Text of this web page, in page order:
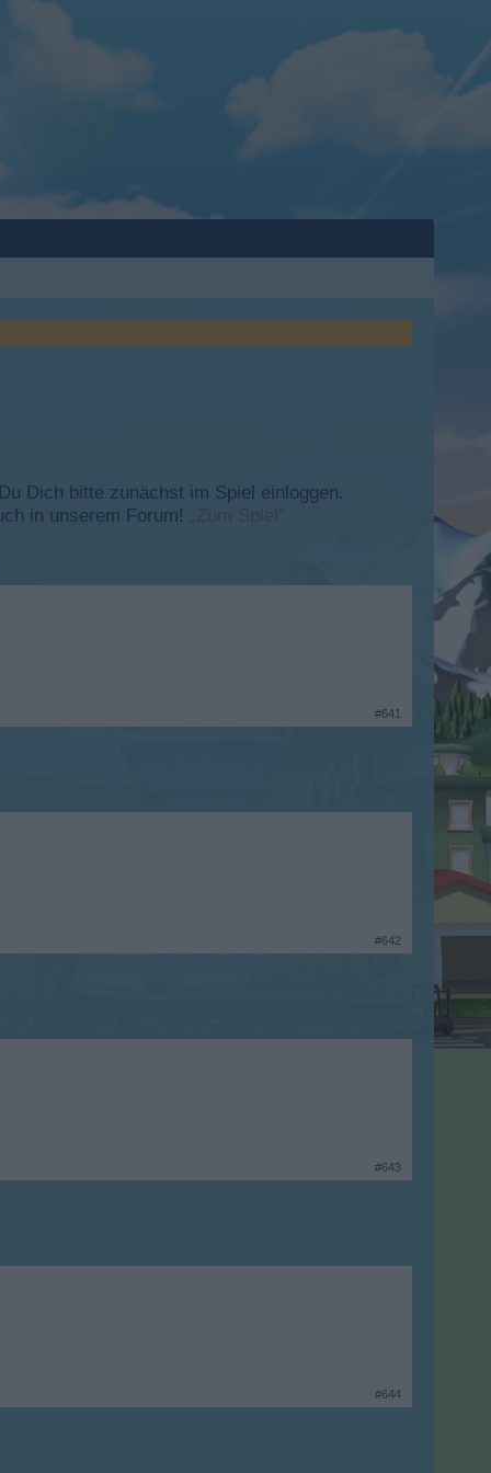
Dich bitte zunächst im Spiel einloggen.
in unserem Forum!
„Zum Spiel“
#641
#642
#643
#644